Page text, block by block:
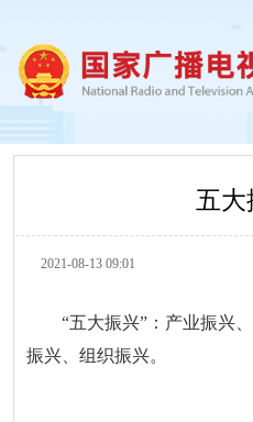
五大
2021-08-13 09:01
“五大振兴”：产业振兴
振兴、组织振兴。